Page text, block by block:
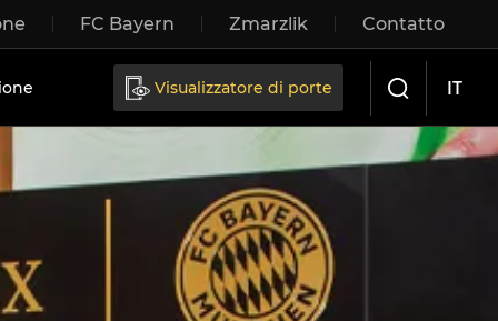
FC Bayern Zmarzlik Contatto
Visualizzatore di porte IT